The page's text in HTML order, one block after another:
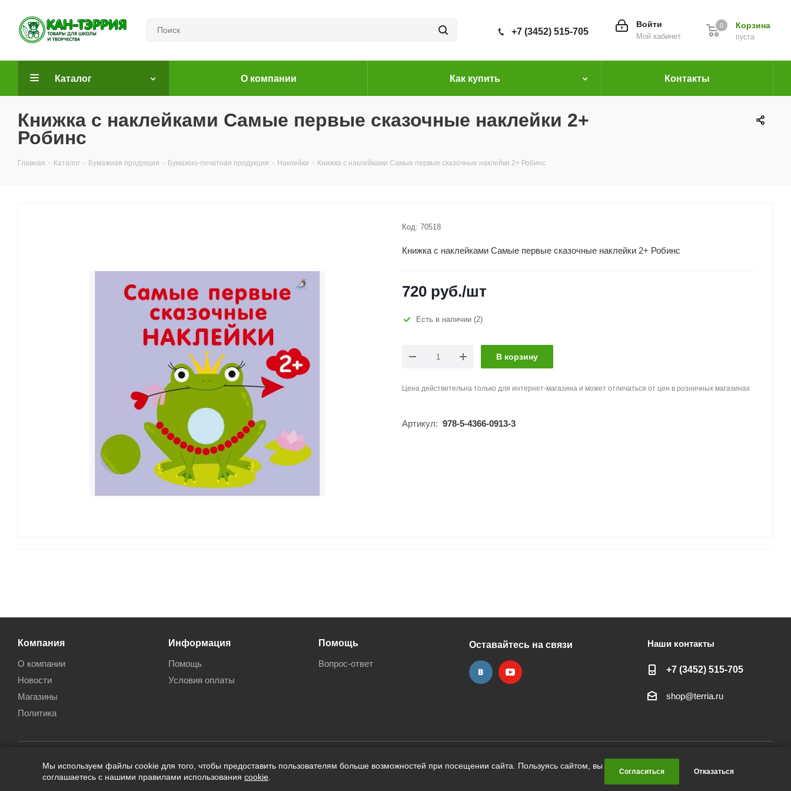
Корзина
пуста
0
Войти
Мой кабинет
+7 (3452) 515-705
Каталог О компании Как купить Контакты
Книжка с наклейками Самые первые сказочные наклейки 2+
Робинс
Главная - Каталог - Бумажная продукция - Бумажно-печатная продукция - Наклейки - Книжка с наклейками Самые первые сказочные наклейки 2+ Робинс
Код: 70518
Книжка с наклейками Самые первые сказочные наклейки 2+ Робинс
720 руб./шт
Есть в наличии (2)
В корзину
Цена действительна только для интернет-магазина и может отличаться от цен в розничных магазинах
Артикул: 978-5-4366-0913-3
Мы используем файлы cookie для того, чтобы предоставить пользователям больше возможностей при посещении сайта. Пользуясь сайтом, вы
соглашаетесь с нашими правилами использования cookie
Согласиться Отказаться
Компания
О компании
Новости
Магазины
Политика
Информация
Помощь
Условия оплаты
Помощь
Вопрос-ответ
Оставайтесь на связи Наши контакты
+7 (3452) 515-705
shop@terria.ru
2026 © Кан-Тэррия Kids